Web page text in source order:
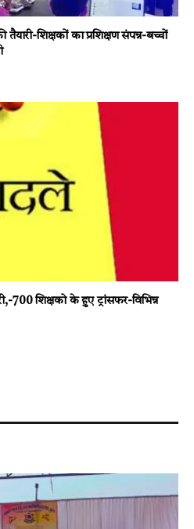
शिक्षकों का प्रशिक्षण संपन्न-बच्चों
700 शिक्षको के हुए ट्रांसफर-विभिन्न